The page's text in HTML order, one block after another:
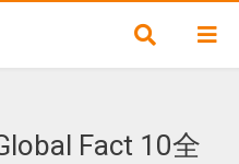
Fact 10全